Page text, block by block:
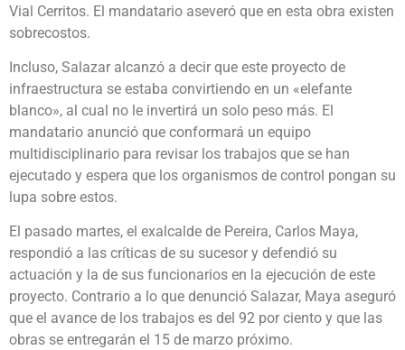
Vial Cerritos. El mandatario aseveró que en esta obra existen
sobrecostos.
Incluso, Salazar alcanzó a decir que este proyecto de
infraestructura se estaba convirtiendo en un «elefante
blanco», al cual no le invertirá un solo peso más. El
mandatario anunció que conformará un equipo
multidisciplinario para revisar los trabajos que se han
ejecutado y espera que los organismos de control pongan su
lupa sobre estos.
El pasado martes, el exalcalde de Pereira, Carlos Maya,
respondió a las críticas de su sucesor y defendió su
actuación y la de sus funcionarios en la ejecución de este
proyecto. Contrario a lo que denunció Salazar, Maya aseguró
que el avance de los trabajos es del 92 por ciento y que las
obras se entregarán el 15 de marzo próximo.